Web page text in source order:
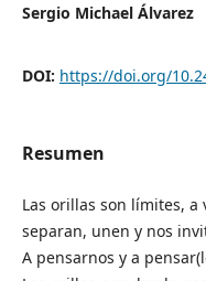
Sergio Michael Álvarez
DOI: https://doi.org/
Resumen
Las orillas son límites,
separan, unen y nos
A pensarnos y a